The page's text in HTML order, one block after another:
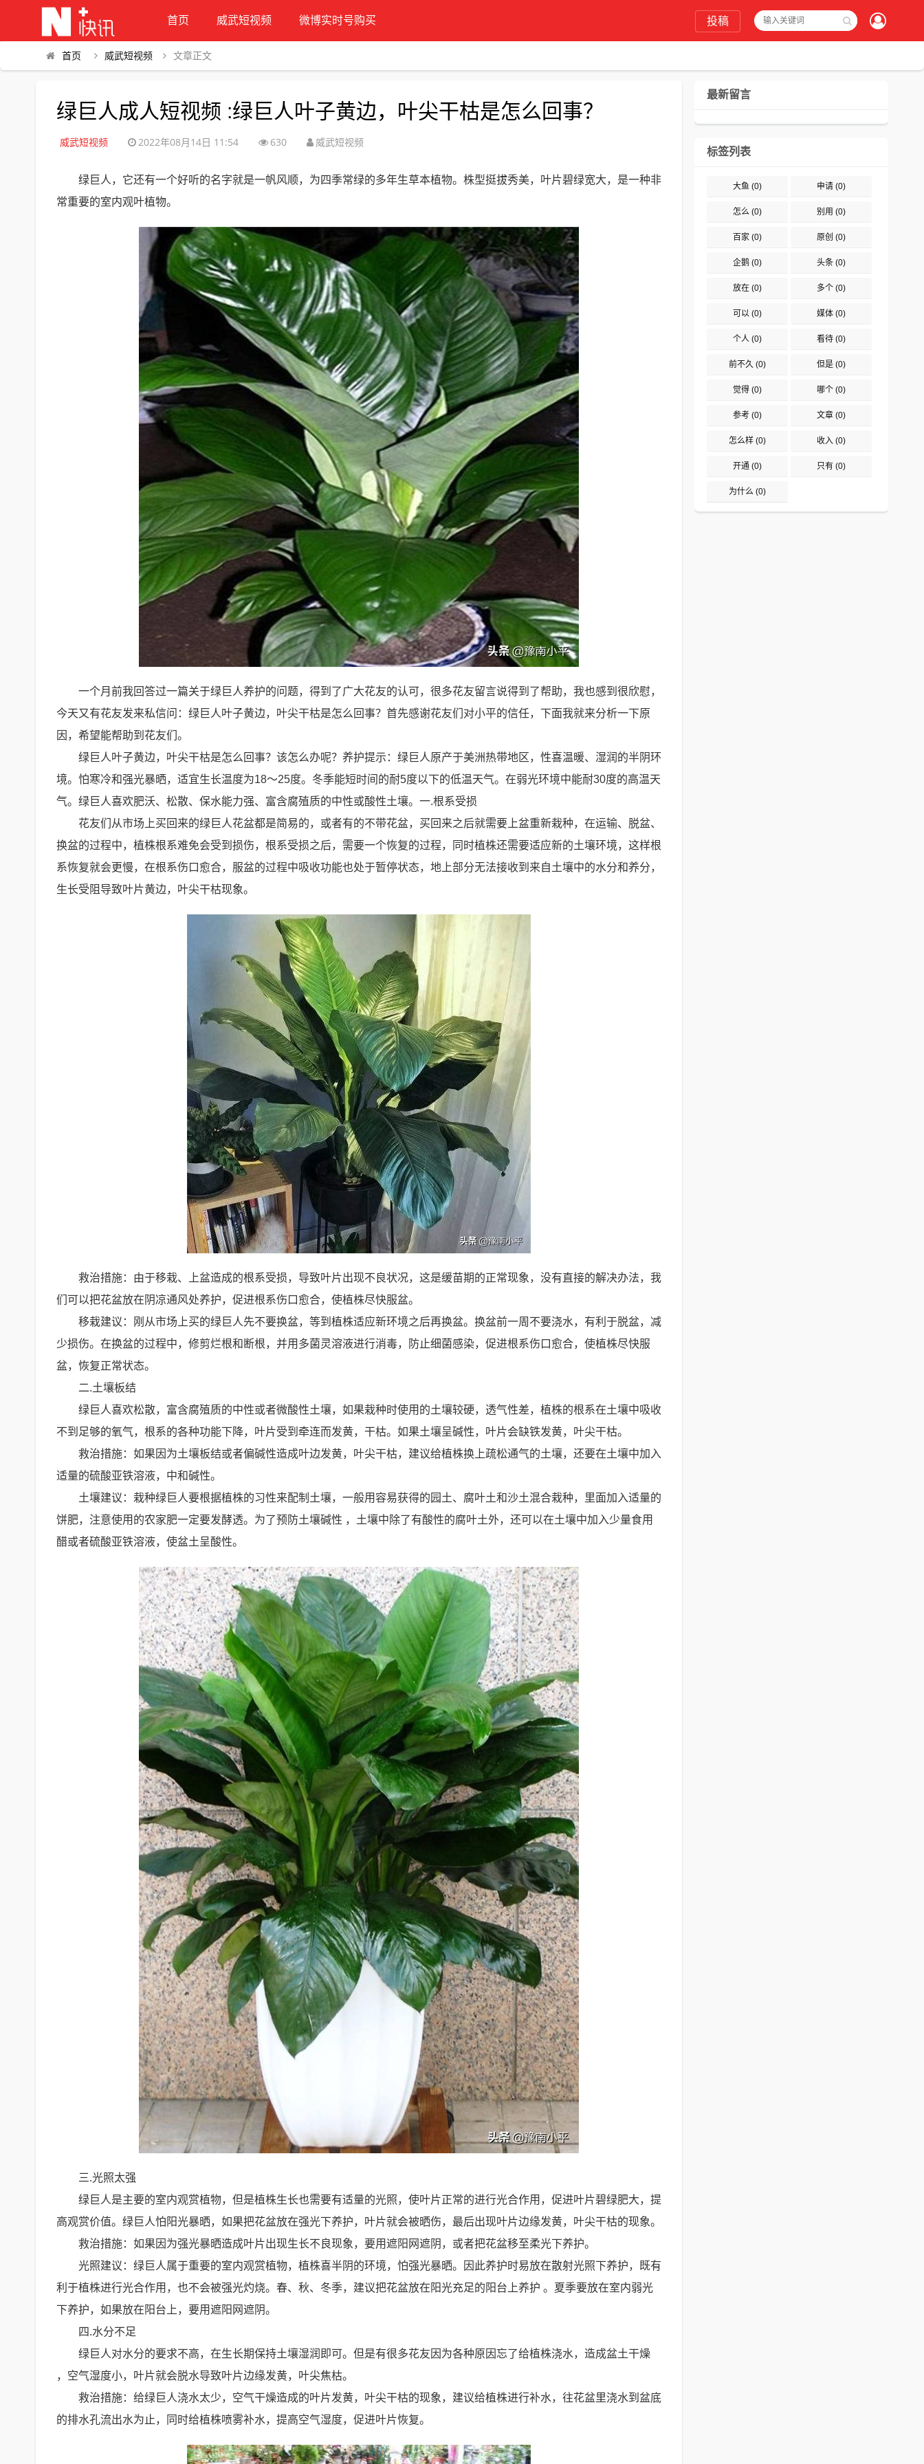
首页 威武短视频 微博实时号购买 投稿
首页 威武短视频 文章正文
绿巨人成人短视频 :绿巨人叶子黄边，叶尖干枯是怎么回事？
威武短视频 2022年08月14日 11:54 630 威武短视频
绿巨人，它还有一个好听的名字就是一帆风顺，为四季常绿的多年生草本植物。株型挺拔秀美，叶片碧绿宽大，是一种非
常重要的室内观叶植物。
一个月前我回答过一篇关于绿巨人养护的问题，得到了广大花友的认可，很多花友留言说得到了帮助，我也感到很欣慰，
今天又有花友发来私信问：绿巨人叶子黄边，叶尖干枯是怎么回事？首先感谢花友们对小平的信任，下面我就来分析一下原
因，希望能帮助到花友们。
绿巨人叶子黄边，叶尖干枯是怎么回事？该怎么办呢？养护提示：绿巨人原产于美洲热带地区，性喜温暖、湿润的半阴环
境。怕寒冷和强光暴晒，适宜生长温度为18～25度。冬季能短时间的耐5度以下的低温天气。在弱光环境中能耐30度的高温天
气。绿巨人喜欢肥沃、松散、保水能力强、富含腐殖质的中性或酸性土壤。一.根系受损
花友们从市场上买回来的绿巨人花盆都是简易的，或者有的不带花盆，买回来之后就需要上盆重新栽种，在运输、脱盆、
换盆的过程中，植株根系难免会受到损伤，根系受损之后，需要一个恢复的过程，同时植株还需要适应新的土壤环境，这样根
系恢复就会更慢，在根系伤口愈合，服盆的过程中吸收功能也处于暂停状态，地上部分无法接收到来自土壤中的水分和养分，
生长受阻导致叶片黄边，叶尖干枯现象。
救治措施：由于移栽、上盆造成的根系受损，导致叶片出现不良状况，这是缓苗期的正常现象，没有直接的解决办法，我
们可以把花盆放在阴凉通风处养护，促进根系伤口愈合，使植株尽快服盆。
移栽建议：刚从市场上买的绿巨人先不要换盆，等到植株适应新环境之后再换盆。换盆前一周不要浇水，有利于脱盆，减
少损伤。在换盆的过程中，修剪烂根和断根，并用多菌灵溶液进行消毒，防止细菌感染，促进根系伤口愈合，使植株尽快服
盆，恢复正常状态。
二.土壤板结
绿巨人喜欢松散，富含腐殖质的中性或者微酸性土壤，如果栽种时使用的土壤较硬，透气性差，植株的根系在土壤中吸收
不到足够的氧气，根系的各种功能下降，叶片受到牵连而发黄，干枯。如果土壤呈碱性，叶片会缺铁发黄，叶尖干枯。
救治措施：如果因为土壤板结或者偏碱性造成叶边发黄，叶尖干枯，建议给植株换上疏松通气的土壤，还要在土壤中加入
适量的硫酸亚铁溶液，中和碱性。
土壤建议：栽种绿巨人要根据植株的习性来配制土壤，一般用容易获得的园土、腐叶土和沙土混合栽种，里面加入适量的
饼肥，注意使用的农家肥一定要发酵透。为了预防土壤碱性 ，土壤中除了有酸性的腐叶土外，还可以在土壤中加入少量食用
醋或者硫酸亚铁溶液，使盆土呈酸性。
三.光照太强
绿巨人是主要的室内观赏植物，但是植株生长也需要有适量的光照，使叶片正常的进行光合作用，促进叶片碧绿肥大，提
高观赏价值。绿巨人怕阳光暴晒，如果把花盆放在强光下养护，叶片就会被晒伤，最后出现叶片边缘发黄，叶尖干枯的现象。
救治措施：如果因为强光暴晒造成叶片出现生长不良现象，要用遮阳网遮阴，或者把花盆移至柔光下养护。
光照建议：绿巨人属于重要的室内观赏植物，植株喜半阴的环境，怕强光暴晒。因此养护时易放在散射光照下养护，既有
利于植株进行光合作用，也不会被强光灼烧。春、秋、冬季，建议把花盆放在阳光充足的阳台上养护 。夏季要放在室内弱光
下养护，如果放在阳台上，要用遮阳网遮阴。
四.水分不足
绿巨人对水分的要求不高，在生长期保持土壤湿润即可。但是有很多花友因为各种原因忘了给植株浇水，造成盆土干燥
，空气湿度小，叶片就会脱水导致叶片边缘发黄，叶尖焦枯。
救治措施：给绿巨人浇水太少，空气干燥造成的叶片发黄，叶尖干枯的现象，建议给植株进行补水，往花盆里浇水到盆底
的排水孔流出水为止，同时给植株喷雾补水，提高空气湿度，促进叶片恢复。
最新留言
标签列表
大鱼 (0) 申请 (0)
怎么 (0) 别用 (0)
百家 (0) 原创 (0)
企鹅 (0) 头条 (0)
放在 (0) 多个 (0)
可以 (0) 媒体 (0)
个人 (0) 看待 (0)
前不久 (0) 但是 (0)
觉得 (0) 哪个 (0)
参考 (0) 文章 (0)
怎么样 (0) 收入 (0)
开通 (0) 只有 (0)
为什么 (0)